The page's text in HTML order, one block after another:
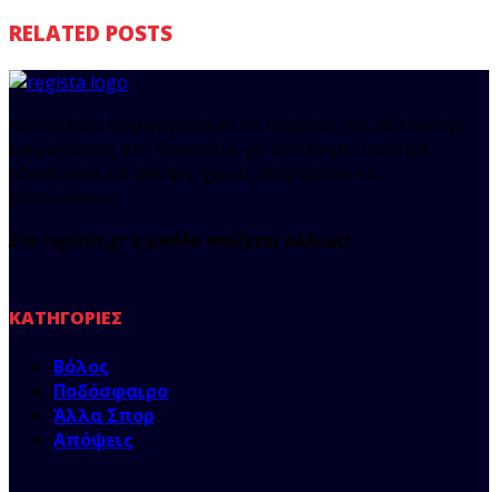
RELATED POSTS
Ιστοσελίδα που οργανώνει το παιχνίδι της αθλητικής
ενημέρωσης στη Θεσσαλία, με αντικειμενικότητα,
αξιοπιστία και άποψη, χωρίς εξαρτήσεις και
αστερίσκους.
Στο regista.gr η μπάλα παίζεται αλλιώς!
ΚΑΤΗΓΟΡΊΕΣ
Βόλος
Ποδόσφαιρο
Άλλα Σπορ
Απόψεις